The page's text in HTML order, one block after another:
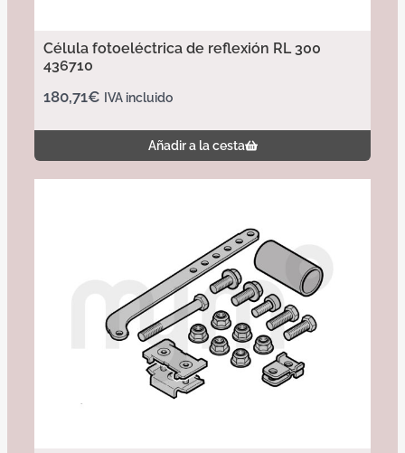
Célula fotoeléctrica de reflexión RL 300
436710
180,71€ IVA incluido
Añadir a la cesta